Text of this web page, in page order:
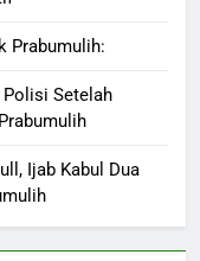
Prabumulih:
Polisi Setelah
Ijab Kabul Dua